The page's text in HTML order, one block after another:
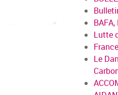
Lutte
Le